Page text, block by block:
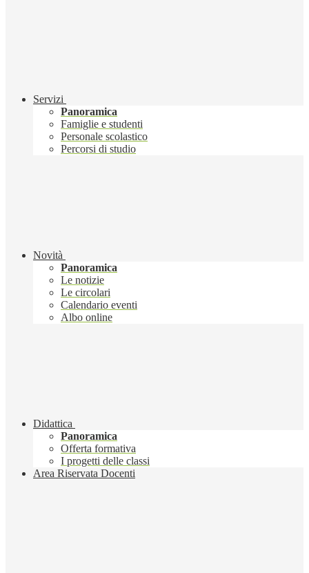
Servizi
Panoramica
Famiglie e studenti
Personale scolastico
Percorsi di studio
Novità
Panoramica
Le notizie
Le circolari
Calendario eventi
Albo online
Didattica
Panoramica
Offerta formativa
I progetti delle classi
Area Riservata Docenti